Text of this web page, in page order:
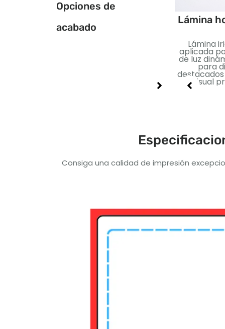
Opciones de
acabado
Lámina
Lámina
aplicada
de luz
para
visual
Consiga una calidad de impresión